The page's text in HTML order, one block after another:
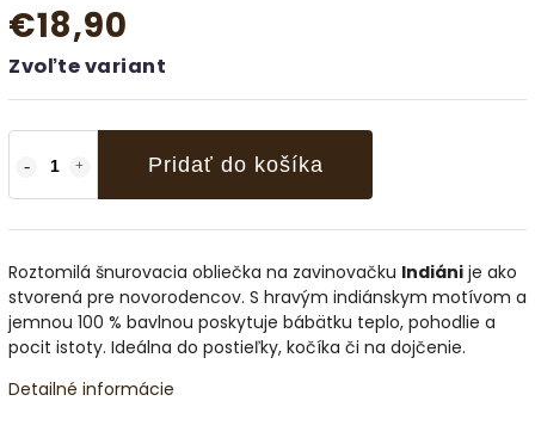
€18,90
Zvoľte variant
Pridať do košíka
Roztomilá šnurovacia obliečka na zavinovačku Indiáni je ako
stvorená pre novorodencov. S hravým indiánskym motívom a
jemnou 100 % bavlnou poskytuje bábätku teplo, pohodlie a
pocit istoty. Ideálna do postieľky, kočíka či na dojčenie.
Detailné informácie